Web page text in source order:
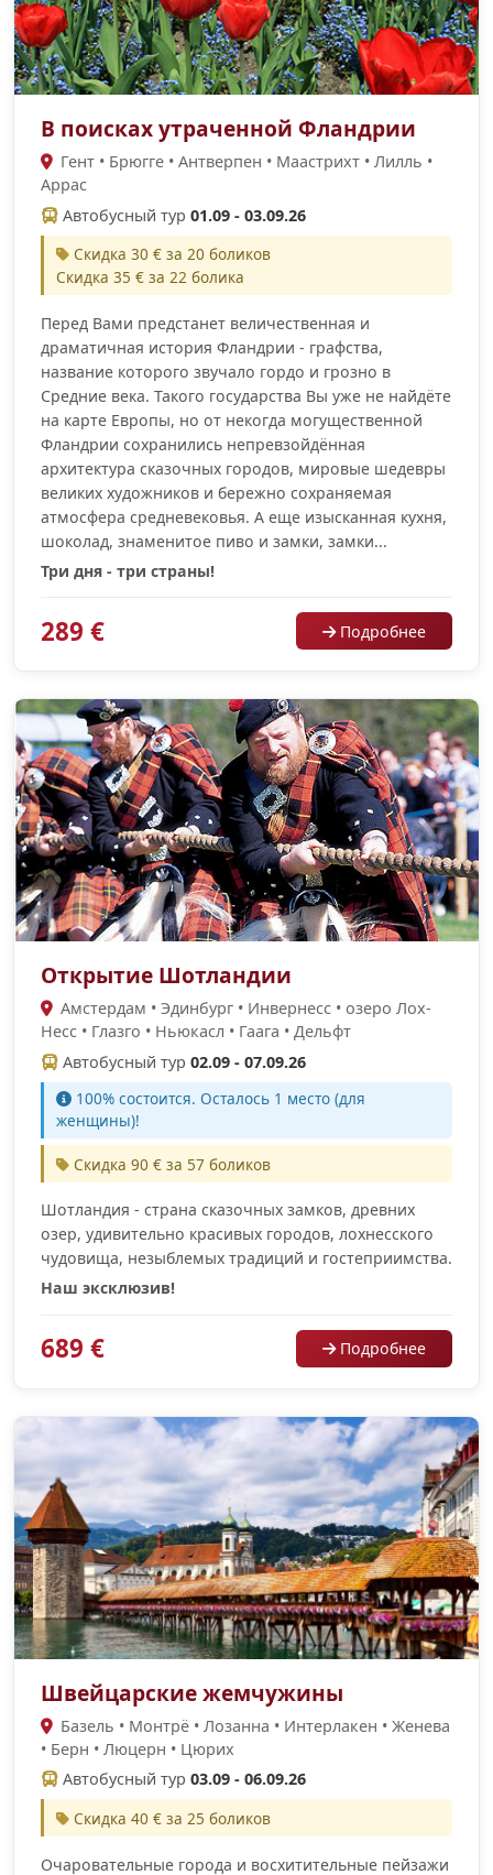
В поисках утраченной Фландрии
Гент • Брюгге • Антверпен • Маастрихт • Лилль •
Аррас
Автобусный тур 01.09 - 03.09.26
Скидка 30 € за 20 боликов
Скидка 35 € за 22 болика
Перед Вами предстанет величественная и
драматичная история Фландрии - графства,
название которого звучало гордо и грозно в
Средние века. Такого государства Вы уже не найдёте
на карте Европы, но от некогда могущественной
Фландрии сохранились непревзойдённая
архитектура сказочных городов, мировые шедевры
великих художников и бережно сохраняемая
атмосфера средневековья. А еще изысканная кухня,
шоколад, знаменитое пиво и замки, замки...
Три дня - три страны!
289 € Подробнее
Открытие Шотландии
Амстердам • Эдинбург • Инвернесс • озеро Лох-
Несс • Глазго • Ньюкасл • Гаага • Дельфт
Автобусный тур 02.09 - 07.09.26
100% cостоится. Осталось 1 место (для
женщины)!
Скидка 90 € за 57 боликов
Шотландия - страна сказочных замков, древних
озер, удивительно красивых городов, лохнесского
чудовища, незыблемых традиций и гостеприимства.
Наш эксклюзив!
689 € Подробнее
Швейцарские жемчужины
Базель • Монтрё • Лозанна • Интерлакен • Женева
• Берн • Люцерн • Цюрих
Автобусный тур 03.09 - 06.09.26
Скидка 40 € за 25 боликов
Очаровательные города и восхитительные пейзажи